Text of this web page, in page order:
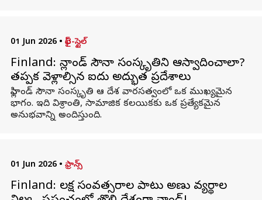
01 Jun 2026 • లైఫ్-స్టైల్
Finland: ఫిన్లాండ్ సౌనా సంస్కృతిని ఆస్వాదించాలా?
తప్పక వెళ్లాల్సిన ఐదు అద్భుత ప్రదేశాలు
ఫిన్లాండ్ సౌనా సంస్కృతి ఆ దేశ వారసత్వంలో ఒక ముఖ్యమైన
భాగం. ఇది విశ్రాంతి, సామాజిక కలయికకు ఒక ప్రత్యేకమైన
అనుభవాన్ని అందిస్తుంది.
01 Jun 2026 • ఫ్రాన్స్
Finland: లక్ష సంవత్సరాల పాటు అణు వ్యర్థాల